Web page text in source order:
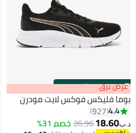
00m:00s
·باقي 100%
5
عرض برق
بوما فليكس فوكس لايت مودرن
4.4
927
د.ب‏ 18.60
26.96 خصم 31%